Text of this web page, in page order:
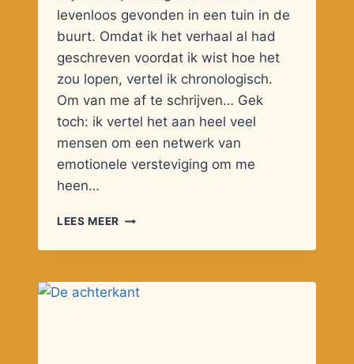
levenloos gevonden in een tuin in de
buurt. Omdat ik het verhaal al had
geschreven voordat ik wist hoe het
zou lopen, vertel ik chronologisch.
Om van me af te schrijven… Gek
toch: ik vertel het aan heel veel
mensen om een netwerk van
emotionele versteviging om me
heen…
LEES MEER ZELFVERWIJT
COMPASSIE?